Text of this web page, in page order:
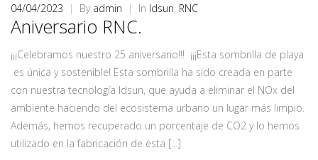
04/04/2023 | By admin | In Idsun, RNC
Aniversario RNC.
¡¡¡Celebramos nuestro 25 aniversario!!! ¡¡¡Esta sombrilla de playa
es única y sostenible! Esta sombrilla ha sido creada en parte
con nuestra tecnología Idsun, que ayuda a eliminar el NOx del
ambiente haciendo del ecosistema urbano un lugar más limpio.
Además, hemos recuperado un porcentaje de CO2 y lo hemos
utilizado en la fabricación de esta […]